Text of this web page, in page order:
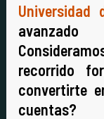
Universidad
recorrido
convertirte
cuentas?